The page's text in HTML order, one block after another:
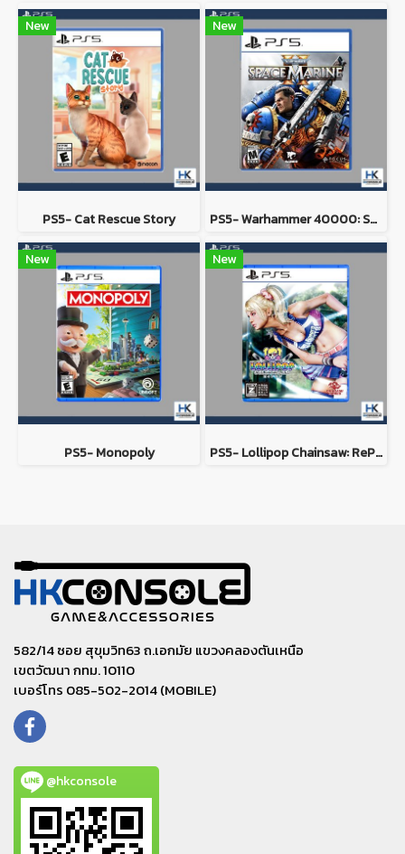
New
PS5- Cat Rescue Story
New
PS5- Warhammer 40000: Space Marine 2
New
PS5- Monopoly
New
PS5- Lollipop Chainsaw: RePOP
582/14 ซอย สุขุมวิท63 ถ.เอกมัย แขวงคลองตันเหนือ
เขตวัฒนา กทม. 10110
เบอร์โทร 085-502-2014 (MOBILE)
@hkconsole